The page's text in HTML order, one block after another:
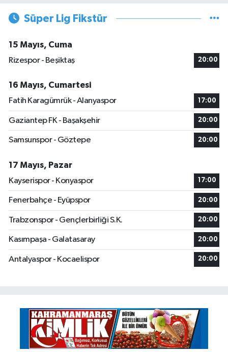
Süper Lig Fikstür
15 Mayıs, Cuma
Rizespor - Beşiktaş
20:00
16 Mayıs, Cumartesi
Fatih Karagümrük - Alanyaspor
17:00
Gaziantep FK - Başakşehir 20:00
Samsunspor - Göztepe 20:00
17 Mayıs, Pazar
Kayserispor - Konyaspor
17:00
Fenerbahçe - Eyüpspor 20:00
Trabzonspor - Gençlerbirliği S.K. 20:00
Kasımpaşa - Galatasaray 20:00
Antalyaspor - Kocaelispor 20:00